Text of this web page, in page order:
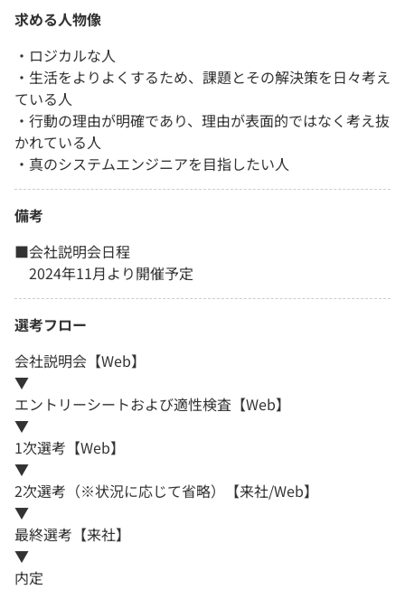
求める人物像
・ロジカルな人
・生活をよりよくするため、課題とその解決策を日々考え
ている人
・行動の理由が明確であり、理由が表面的ではなく考え抜
かれている人
・真のシステムエンジニアを目指したい人
備考
■会社説明会日程
2024年11月より開催予定
選考フロー
会社説明会【Web】
▼
エントリーシートおよび適性検査【Web】
▼
1次選考【Web】
▼
2次選考（※状況に応じて省略）【来社/Web】
▼
最終選考【来社】
▼
内定